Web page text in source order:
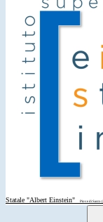
Statale "Albert Einstein"
Piove di